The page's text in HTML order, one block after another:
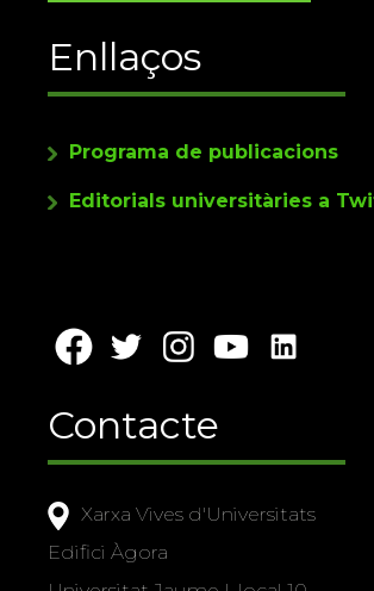
Enllaços
Programa de publicacions
Editorials universitàries a
Contacte
Xarxa Vives d'Universitats
Edifici Àgora